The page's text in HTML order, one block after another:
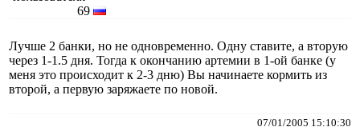
69
Лучше 2 банки, но не одновременно. Одну ставите, а вторую
через 1-1.5 дня. Тогда к окончанию артемии в 1-ой банке (у
меня это происходит к 2-3 дню) Вы начинаете кормить из
второй, а первую заряжаете по новой.
07/01/2005 15:10:30